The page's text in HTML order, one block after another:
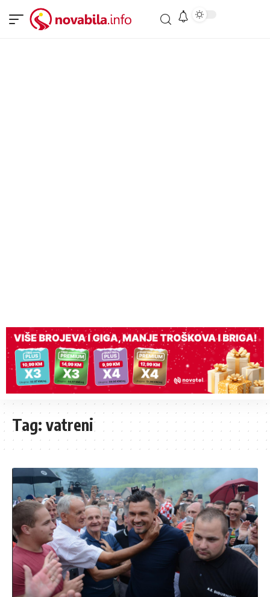
Tag: vatreni